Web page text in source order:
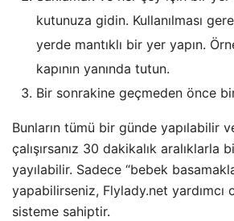
kutunuza gidin. Kullanılması
yerde mantıklı bir yer yapın.
kapının yanında tutun.
Bir sonrakine geçmeden önce
Bunların tümü bir günde yapılabilir
çalışırsanız 30 dakikalık aralıklarla
yayılabilir. Sadece “bebek
yapabilirseniz, Flylady.net
sisteme sahiptir.